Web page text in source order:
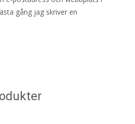
gång jag skriver en